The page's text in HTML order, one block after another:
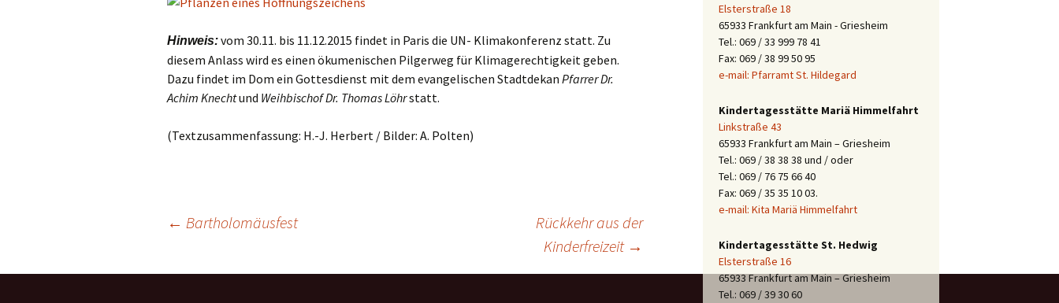
Hinweis:vom 30.11. bis 11.12.2015 findet in Paris die UN- Klimakonferenz statt. Zu
diesem Anlass wird es einen ökumenischen Pilgerweg für Klimagerechtigkeit geben.
Dazu findet im Dom ein Gottesdienst mit dem evangelischen Stadtdekan Pfarrer Dr.
Achim Knechtund Weihbischof Dr. Thomas Löhrstatt.
(Textzusammenfassung: H.-J. Herbert / Bilder: A. Polten)
← Bartholomäusfest
Rückkehr aus der
Kinderfreizeit →
Elsterstraße 18
65933 Frankfurt am Main - Griesheim
Tel.: 069 / 33 999 78 41
Fax: 069 / 38 99 50 95
e-mail: Pfarramt St. Hildegard
Kindertagesstätte Mariä Himmelfahrt
Linkstraße 43
65933 Frankfurt am Main – Griesheim
Tel.: 069 / 38 38 38 und / oder
Tel.: 069 / 76 75 66 40
Fax: 069 / 35 35 10 03.
e-mail: Kita Mariä Himmelfahrt
Kindertagesstätte St. Hedwig
Elsterstraße 16
65933 Frankfurt am Main – Griesheim
Tel.: 069 / 39 30 60